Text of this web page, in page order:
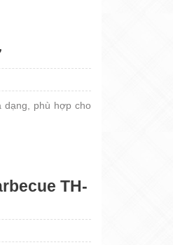
dạng, phù hợp cho
TH-